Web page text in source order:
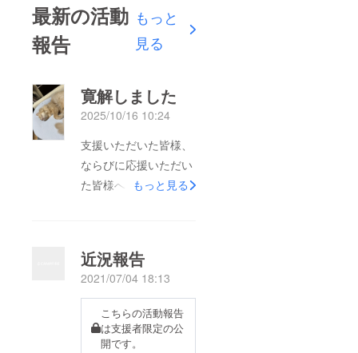
最新の活動
報告
もっと
見る
寛解しました
2025/10/16 10:24
支援いただいた皆様、
ならびに応援いただい
た皆様へシフォンの多
ましたが今月の通院
で、脚に麻痺は残るも
のの、服薬を止めて二
年経ちますが再発もな
く神経根炎そのものは
もっと見る
近況報告
2021/07/04 18:13
こちらの活動報告
は支援者限定の公
開です。